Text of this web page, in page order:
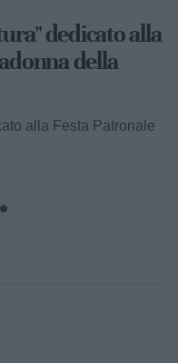
la "Chiesa
della Cultura"
Vi porteremo alla